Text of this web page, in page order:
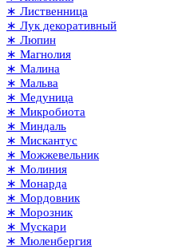
∗ Лиственница
∗ Лук декоративный
∗ Люпин
∗ Магнолия
∗ Малина
∗ Мальва
∗ Медуница
∗ Микробиота
∗ Миндаль
∗ Мискантус
∗ Можжевельник
∗ Молиния
∗ Монарда
∗ Мордовник
∗ Морозник
∗ Мускари
∗ Мюленбергия